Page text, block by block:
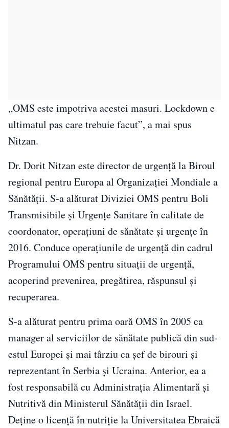
„OMS este impotriva acestei masuri. Lockdown e
ultimatul pas care trebuie facut”, a mai spus
Nitzan.
Dr. Dorit Nitzan este director de urgență la Biroul
regional pentru Europa al Organizației Mondiale a
Sănătății. S-a alăturat Diviziei OMS pentru Boli
Transmisibile și Urgențe Sanitare în calitate de
coordonator, operațiuni de sănătate și urgențe în
2016. Conduce operațiunile de urgență din cadrul
Programului OMS pentru situații de urgență,
acoperind prevenirea, pregătirea, răspunsul și
recuperarea.
S-a alăturat pentru prima oară OMS în 2005 ca
manager al serviciilor de sănătate publică din sud-
estul Europei și mai târziu ca șef de birouri și
reprezentant în Serbia și Ucraina. Anterior, ea a
fost responsabilă cu Administrația Alimentară și
Nutritivă din Ministerul Sănătății din Israel.
Deține o licență în nutriție la Universitatea Ebraică